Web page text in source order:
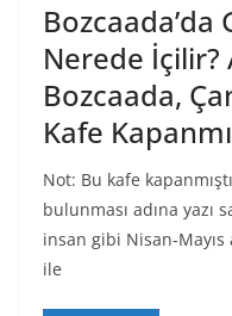
Bozcaada’da
Nerede İçilir?
Bozcaada,
Kafe
Not: Bu kafe
bulunması adına yazı
insan gibi Nisan-Mayıs
ile